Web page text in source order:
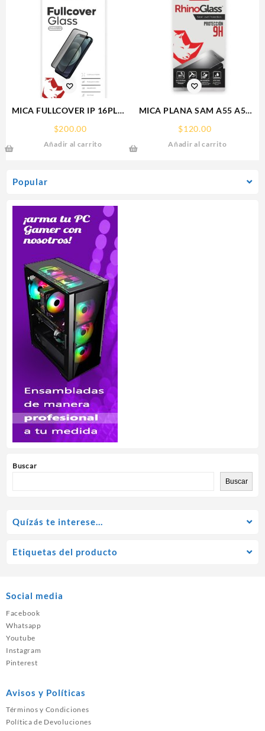
Popular
Buscar
Buscar
MICA FULLCOVER IP 16PLUS
IPHONE RHINOGLASS
$200.00
Añadir al carrito
MICA PLANA SAM A55 A56
SAMSUNG 9H RHINOGLASS
$120.00
Añadir al carrito
Quízás te interese…
Etiquetas del producto
Social media
Facebook
Whatsapp
Youtube
Instagram
Pinterest
Avisos y Políticas
Términos y Condiciones
Política de Devoluciones